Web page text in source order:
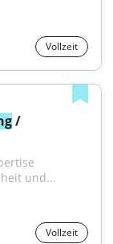
Vollzeit
/
und...
Vollzeit